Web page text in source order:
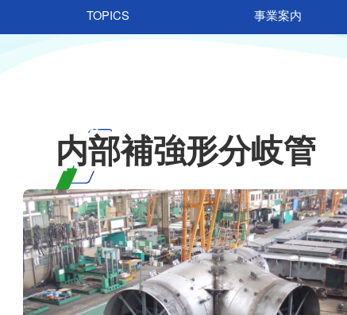
TOPICS 事業案内
企業情報 水圧鉄管・分岐管
内部補強形分岐管